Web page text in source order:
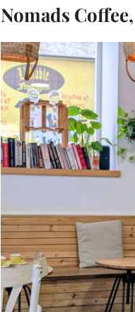
Nomads